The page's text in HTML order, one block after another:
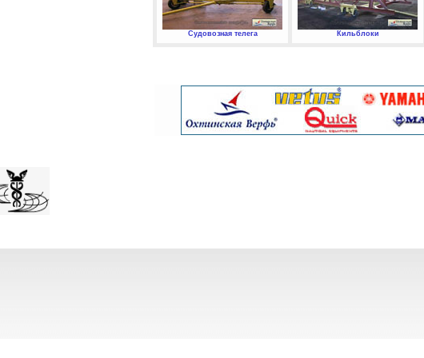
Судовозная телега Кильблоки